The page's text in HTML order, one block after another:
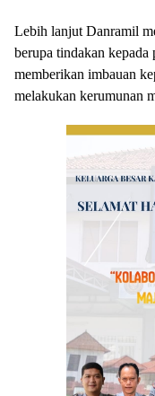
Lebih lanjut Danramil
berupa tindakan kepada
memberikan imbauan
melakukan kerumunan